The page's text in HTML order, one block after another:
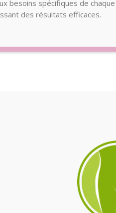
besoins spécifiques de chaque
des résultats efficaces.